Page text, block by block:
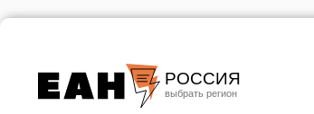
РОССИЯ